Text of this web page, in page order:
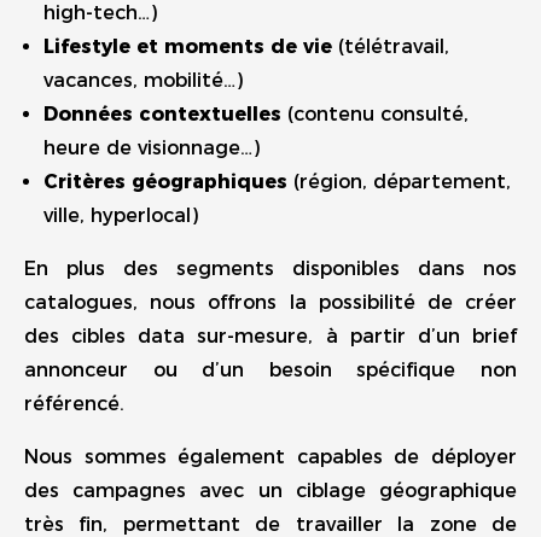
high-tech…)
Lifestyle et moments de vie (télétravail,
vacances, mobilité…)
Données contextuelles (contenu consulté,
heure de visionnage…)
Critères géographiques (région, département,
ville, hyperlocal)
En plus des segments disponibles dans nos
catalogues, nous offrons la possibilité de créer
des cibles data sur-mesure, à partir d’un brief
annonceur ou d’un besoin spécifique non
référencé.
Nous sommes également capables de déployer
des campagnes avec un ciblage géographique
très fin, permettant de travailler la zone de